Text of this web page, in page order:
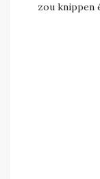
zou knippen